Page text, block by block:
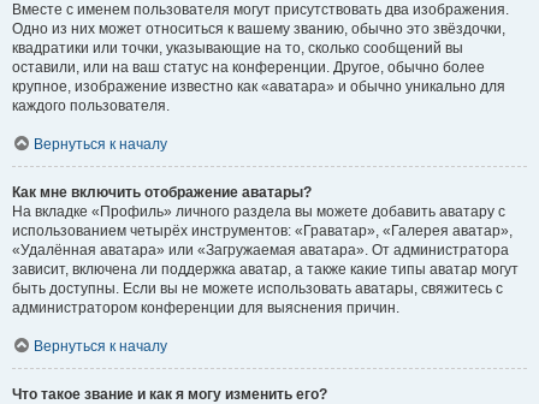
Вместе с именем пользователя могут присутствовать два изображения.
Одно из них может относиться к вашему званию, обычно это звёздочки,
квадратики или точки, указывающие на то, сколько сообщений вы
оставили, или на ваш статус на конференции. Другое, обычно более
крупное, изображение известно как «аватара» и обычно уникально для
каждого пользователя.
Вернуться к началу
Как мне включить отображение аватары?
На вкладке «Профиль» личного раздела вы можете добавить аватару с
использованием четырёх инструментов: «Граватар», «Галерея аватар»,
«Удалённая аватара» или «Загружаемая аватара». От администратора
зависит, включена ли поддержка аватар, а также какие типы аватар могут
быть доступны. Если вы не можете использовать аватары, свяжитесь с
администратором конференции для выяснения причин.
Вернуться к началу
Что такое звание и как я могу изменить его?